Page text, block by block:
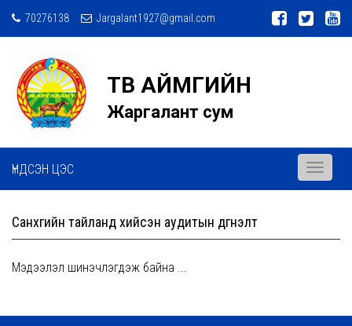
70276138 Jargalant1927@gmail.com
ТӨВ АЙМГИЙН
Жаргалант сум
ҮНДСЭН ЦЭС
Toggle
Санхүүгийн тайланд хийсэн аудитын дүгнэлт
Мэдээлэл шинэчлэгдэж байна ...